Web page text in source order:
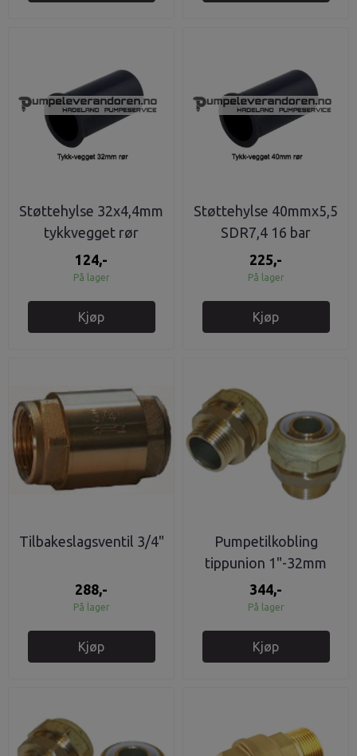
Støttehylse 32x4,4mm
tykkvegget rør
124,-
På lager
Kjøp
Støttehylse 40mmx5,5
SDR7,4 16 bar
225,-
På lager
Kjøp
Tilbakeslagsventil 3/4"
288,-
På lager
Kjøp
Pumpetilkobling
tippunion 1"-32mm
EBC tynnvegget
344,-
På lager
Kjøp